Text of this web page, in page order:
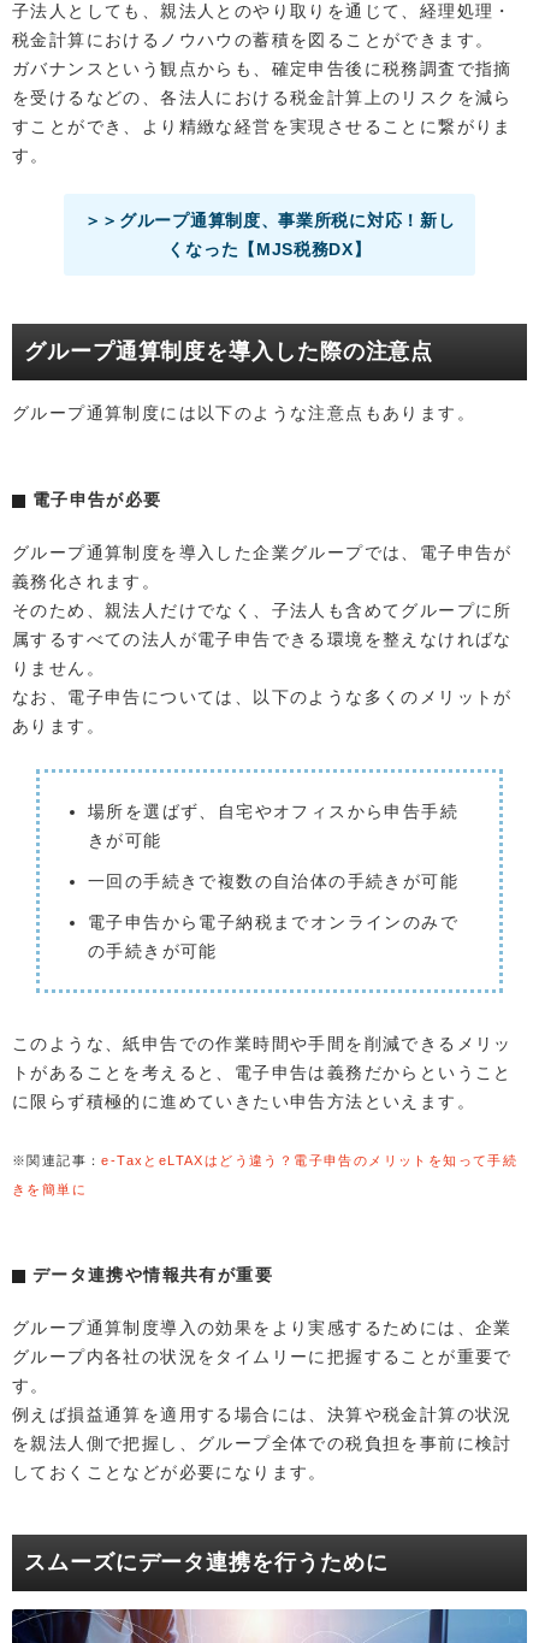
子法人としても、親法人とのやり取りを通じて、経理処理・
税金計算におけるノウハウの蓄積を図ることができます。
ガバナンスという観点からも、確定申告後に税務調査で指摘
を受けるなどの、各法人における税金計算上のリスクを減ら
すことができ、より精緻な経営を実現させることに繋がりま
す。
＞＞グループ通算制度、事業所税に対応！新し
くなった【MJS税務DX】
グループ通算制度を導入した際の注意点
グループ通算制度には以下のような注意点もあります。
電子申告が必要
グループ通算制度を導入した企業グループでは、電子申告が
義務化されます。
そのため、親法人だけでなく、子法人も含めてグループに所
属するすべての法人が電子申告できる環境を整えなければな
りません。
なお、電子申告については、以下のような多くのメリットが
あります。
場所を選ばず、自宅やオフィスから申告手続
きが可能
一回の手続きで複数の自治体の手続きが可能
電子申告から電子納税までオンラインのみで
の手続きが可能
このような、紙申告での作業時間や手間を削減できるメリッ
トがあることを考えると、電子申告は義務だからということ
に限らず積極的に進めていきたい申告方法といえます。
※関連記事：e-TaxとeLTAXはどう違う？電子申告のメリットを知って手続
きを簡単に
データ連携や情報共有が重要
グループ通算制度導入の効果をより実感するためには、企業
グループ内各社の状況をタイムリーに把握することが重要で
す。
例えば損益通算を適用する場合には、決算や税金計算の状況
を親法人側で把握し、グループ全体での税負担を事前に検討
しておくことなどが必要になります。
スムーズにデータ連携を行うために